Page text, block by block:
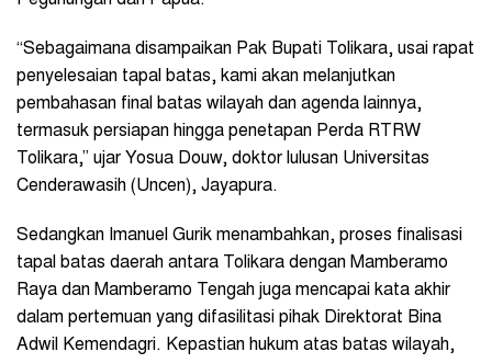
“Sebagaimana disampaikan Pak Bupati Tolikara, usai rapat
penyelesaian tapal batas, kami akan melanjutkan
pembahasan final batas wilayah dan agenda lainnya,
termasuk persiapan hingga penetapan Perda RTRW
Tolikara,” ujar Yosua Douw, doktor lulusan Universitas
Cenderawasih (Uncen), Jayapura.
Sedangkan Imanuel Gurik menambahkan, proses finalisasi
tapal batas daerah antara Tolikara dengan Mamberamo
Raya dan Mamberamo Tengah juga mencapai kata akhir
dalam pertemuan yang difasilitasi pihak Direktorat Bina
Adwil Kemendagri. Kepastian hukum atas batas wilayah,